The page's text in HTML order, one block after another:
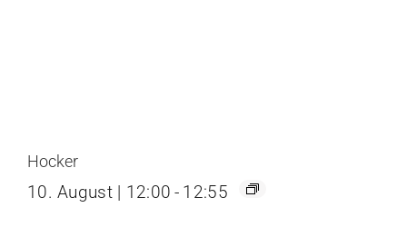
Hocker
10. August | 12:00 - 12:55